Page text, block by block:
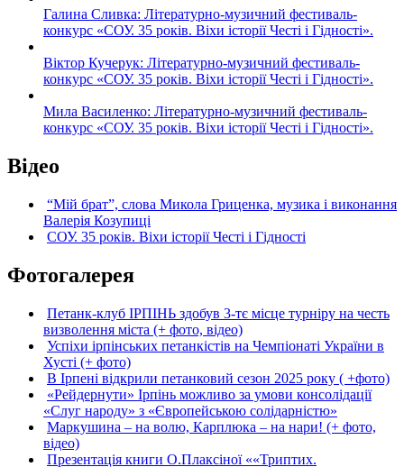
Галина Сливка: Літературно-музичний фестиваль-
конкурс «СОУ. 35 років. Віхи історії Честі і Гідності».
Віктор Кучерук: Літературно-музичний фестиваль-
конкурс «СОУ. 35 років. Віхи історії Честі і Гідності».
Мила Василенко: Літературно-музичний фестиваль-
конкурс «СОУ. 35 років. Віхи історії Честі і Гідності».
Відео
“Мій брат”, слова Микола Гриценка, музика і виконання
Валерія Козупиці
СОУ. 35 років. Віхи історії Честі і Гідності
Фотогалерея
Петанк-клуб ІРПІНЬ здобув 3-тє місце турніру на честь
визволення міста (+ фото, відео)
Успіхи ірпінських петанкістів на Чемпіонаті України в
Хусті (+ фото)
В Ірпені відкрили петанковий сезон 2025 року ( +фото)
«Рейдернути» Ірпінь можливо за умови консолідації
«Слуг народу» з «Європейською солідарністю»
Маркушина – на волю, Карплюка – на нари! (+ фото,
відео)
Презентація книги О.Плаксіної ««Триптих.